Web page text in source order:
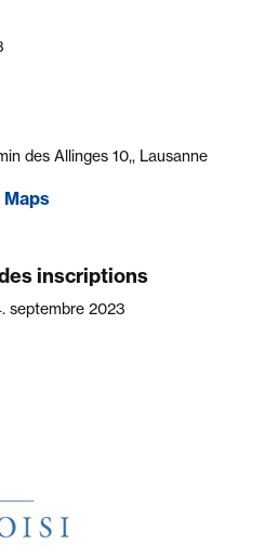
des Allinges 10,, Lausanne
inscriptions
septembre 2023